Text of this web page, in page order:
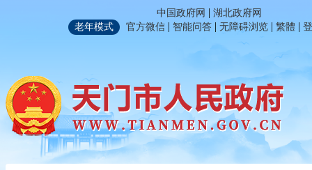
中国政府网 | 湖北政府网
老年模式
官方微信 | 智能问答 | 无障碍浏览 | 繁體 |